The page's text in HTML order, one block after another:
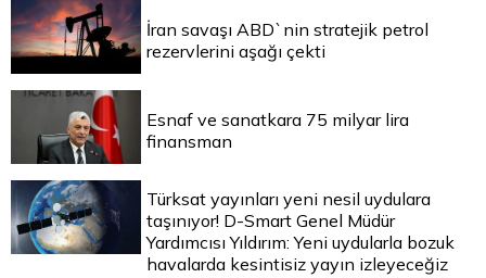
İran savaşı ABD`nin stratejik petrol
rezervlerini aşağı çekti
Esnaf ve sanatkara 75 milyar lira
finansman
Türksat yayınları yeni nesil uydulara
taşınıyor! D-Smart Genel Müdür
Yardımcısı Yıldırım: Yeni uydularla bozuk
havalarda kesintisiz yayın izleyeceğiz